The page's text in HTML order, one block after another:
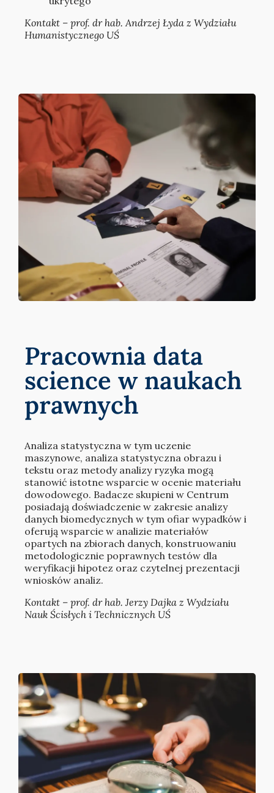
Kontakt – prof. dr hab. Andrzej Łyda z Wydziału
Humanistycznego UŚ
Pracownia data
science w naukach
prawnych
Analiza statystyczna w tym uczenie
maszynowe, analiza statystyczna obrazu i
tekstu oraz metody analizy ryzyka mogą
stanowić istotne wsparcie w ocenie materiału
dowodowego. Badacze skupieni w Centrum
posiadają doświadczenie w zakresie analizy
danych biomedycznych w tym ofiar wypadków i
oferują wsparcie w analizie materiałów
opartych na zbiorach danych, konstruowaniu
metodologicznie poprawnych testów dla
weryfikacji hipotez oraz czytelnej prezentacji
wniosków analiz.
Kontakt – prof. dr hab. Jerzy Dajka z Wydziału
Nauk Ścisłych i Technicznych UŚ